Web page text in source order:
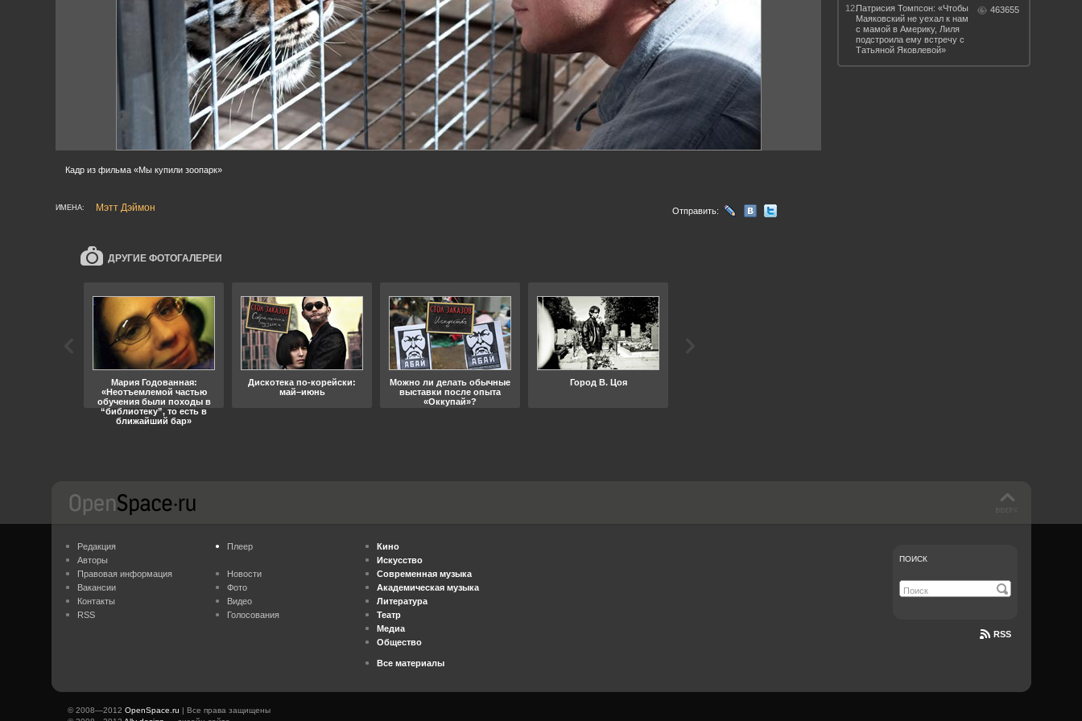
Кадр из фильма «Мы купили зоопарк»
ИМЕНА: Мэтт Дэймон Отправить:
ДРУГИЕ ФОТОГАЛЕРЕИ
Мария Годованная:
«Неотъемлемой частью
обучения были походы в
“библиотеку”, то есть в
ближайший бар»
Дискотека по-корейски:
май–июнь
Можно ли делать обычные
выставки после опыта
«Оккупай»?
Город В. Цоя
12.Патрисия Томпсон: «Чтобы
Маяковский не уехал к нам
с мамой в Америку, Лиля
подстроила ему встречу с
Татьяной Яковлевой»
463655
Редакция
Авторы
Правовая информация
Вакансии
Контакты
RSS
Плеер
Новости
Фото
Видео
Голосования
Кино
Искусство
Современная музыка
Академическая музыка
Литература
Театр
Медиа
Общество
Все материалы
ПОИСК
RSS
© 2008—2012 OpenSpace.ru | Все права защищены